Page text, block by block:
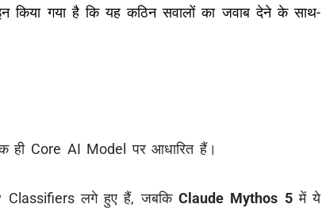
गया है कि यह कठिन सवालों का जवाब देने के साथ-
ही Core AI Model पर आधारित हैं।
लगे हुए हैं, जबकिClaude Mythos 5में ये